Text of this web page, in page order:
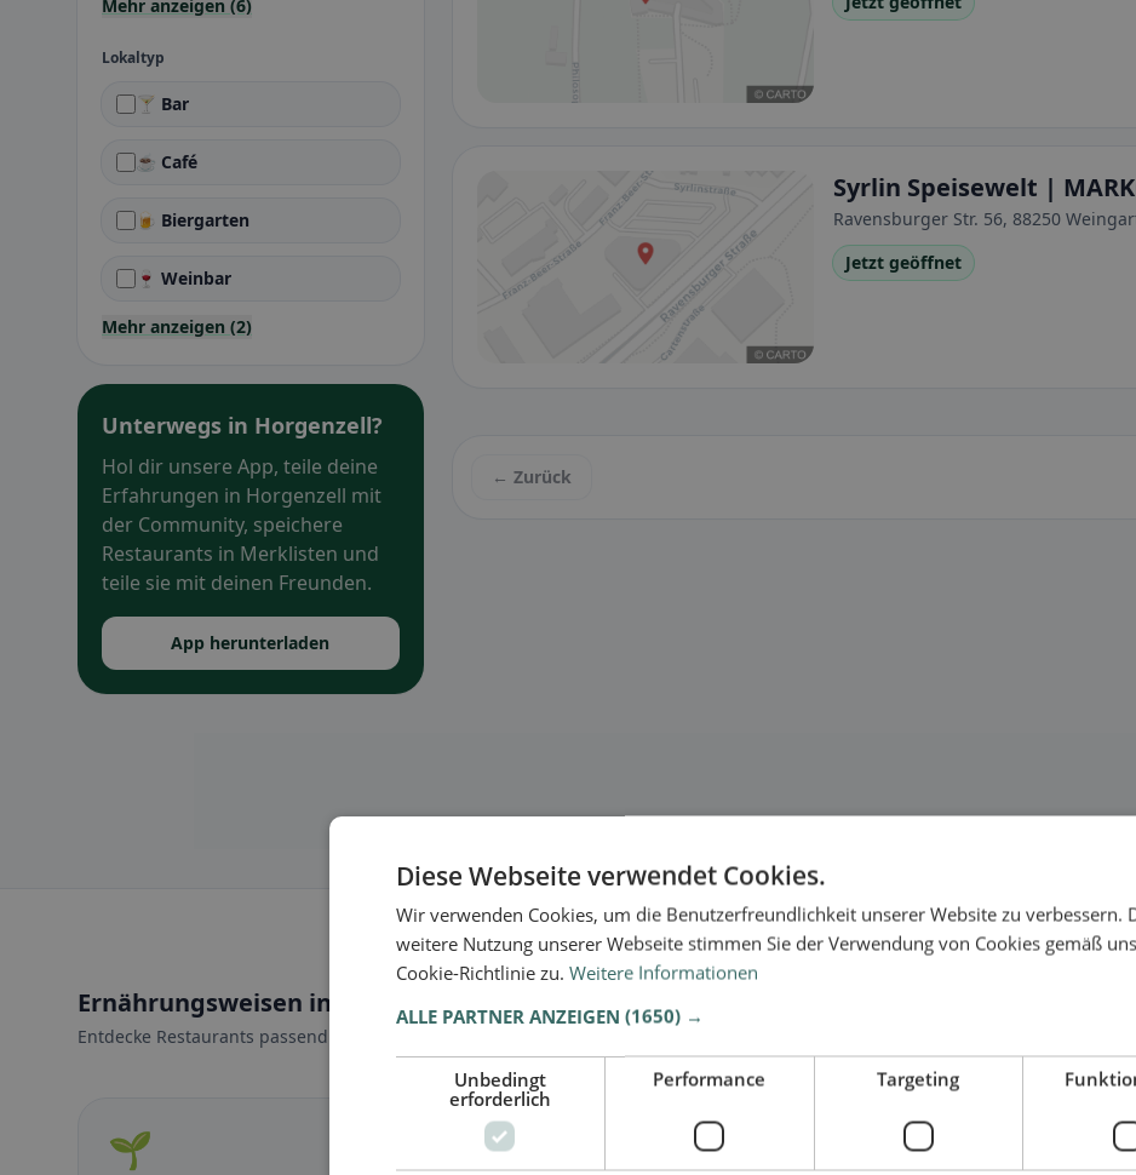
Mehr anzeigen (6)
Lokaltyp
🍸 Bar
☕ Café
🍺 Biergarten
🍷 Weinbar
Mehr anzeigen (2)
Unterwegs in Horgenzell?
Hol dir unsere App, teile deine
Erfahrungen in Horgenzell mit
der Community, speichere
Restaurants in Merklisten und
teile sie mit deinen Freunden.
App herunterladen
Syrlin Speisewelt |
Ravensburger Str. 56, 88250
Jetzt geöffnet
← Zurück
Ernährungsweisen in Horgenzell
Entdecke Restaurants passend zu deiner Ernährungsweise.
🌱 🥕
Diese Webseite verwendet Cookies.
Wir verwenden Cookies, um die Benutzerfreundlichkeit unserer Website zu verbessern.
weitere Nutzung unserer Webseite stimmen Sie der Verwendung von Cookies gemäß
Cookie-Richtlinie zu. Weitere Informationen
ALLE PARTNER ANZEIGEN (1650) →
Unbedingt
erforderlich
Performance Targeting